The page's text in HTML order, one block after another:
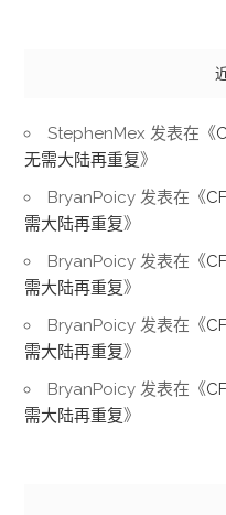
StephenMex 发表在《
无需大陆再重复》
BryanPoicy 发表在《
需大陆再重复》
BryanPoicy 发表在《
需大陆再重复》
BryanPoicy 发表在《
需大陆再重复》
BryanPoicy 发表在《
需大陆再重复》